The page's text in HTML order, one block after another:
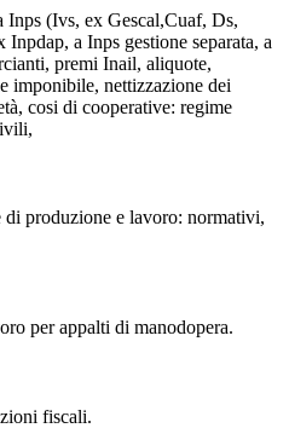
(Ivs, ex Gescal,Cuaf, Ds,
a Inps gestione separata, a
premi Inail, aliquote,
imponibile, nettizzazione dei
cosi di cooperative: regime
produzione e lavoro: normativi,
per appalti di manodopera.
fiscali.